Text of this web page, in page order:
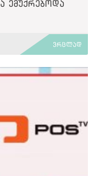
ემუქრებოდა
ვრცლად